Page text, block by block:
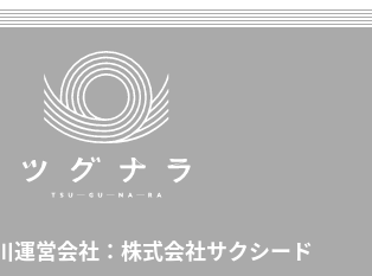
運営会社： 株式会社サクシード